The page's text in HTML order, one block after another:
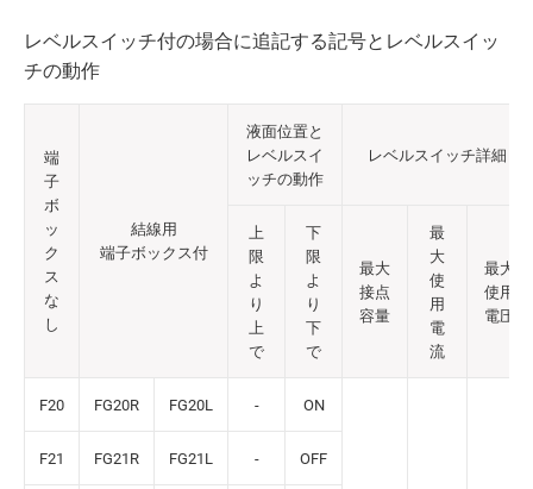
レベルスイッチ付の場合に追記する記号とレベルスイッ
チの動作
端
子
ボ
ッ
ク
ス
な
し
結線用
端子ボックス付
液面位置と
レベルスイ
ッチの動作
レベルスイッチ詳細
上
限
よ
り
上
で
下
限
よ
り
下
で
最大
接点
容量
最
大
使
用
電
流
最大
使用
電圧
F20 FG20R FG20L - ON
F21 FG21R FG21L - OFF